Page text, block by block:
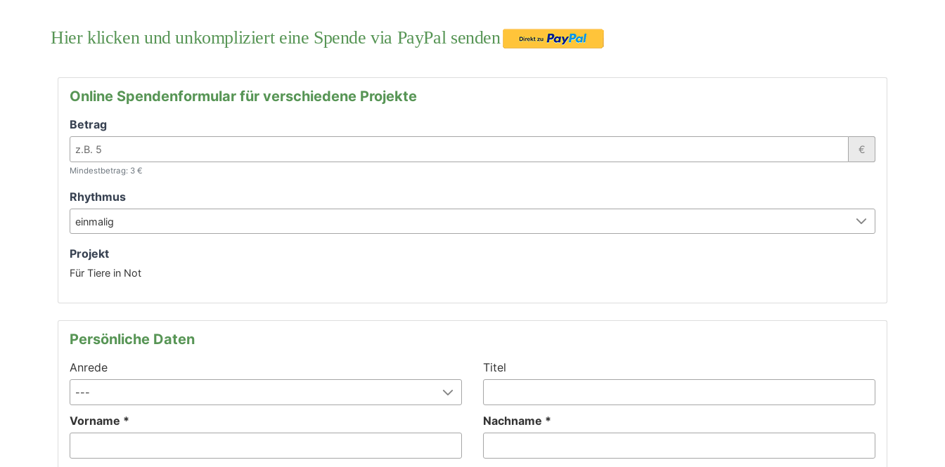
Hier klicken und unkompliziert eine Spende via PayPal senden